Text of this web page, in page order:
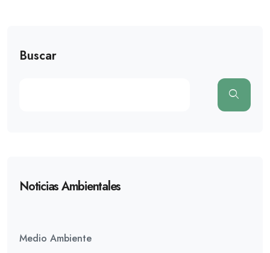
Buscar
Noticias Ambientales
Medio Ambiente